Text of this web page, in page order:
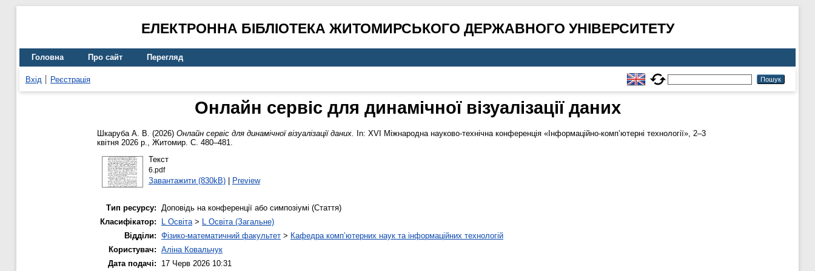
ЕЛЕКТРОННА БІБЛІОТЕКА ЖИТОМИРСЬКОГО ДЕРЖАВНОГО УНІВЕРСИТЕТУ
Головна Про сайт Перегляд
Вхід Реєстрація
Онлайн сервіс для динамічної візуалізації даних
Шкаруба А. В. (2026) Онлайн сервіс для динамічної візуалізації даних.
In: XVI Міжнародна науково-технічна конференція «Інформаційно-комп’ютерні технології», 2–3
квітня 2026 р., Житомир. С. 480–481.
Текст
6.pdf
Завантажити (830kB)| Preview
Тип ресурсу: Доповідь на конференції або симпозіумі (Стаття)
Класифікатор:
L Освіта> L Освіта (Загальне)
Відділи: Фізико-математичний факультет > Кафедра комп’ютерних наук та інформаційних технологій
Користувач: Аліна Ковальчук
Дата подачі:
17 Черв 2026 10:31